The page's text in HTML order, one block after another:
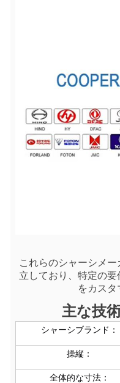
これらのシャーシメ
立しており、特定の
をカスタ
主な技
シャーシブランド：
操縦：
全体的な寸法：